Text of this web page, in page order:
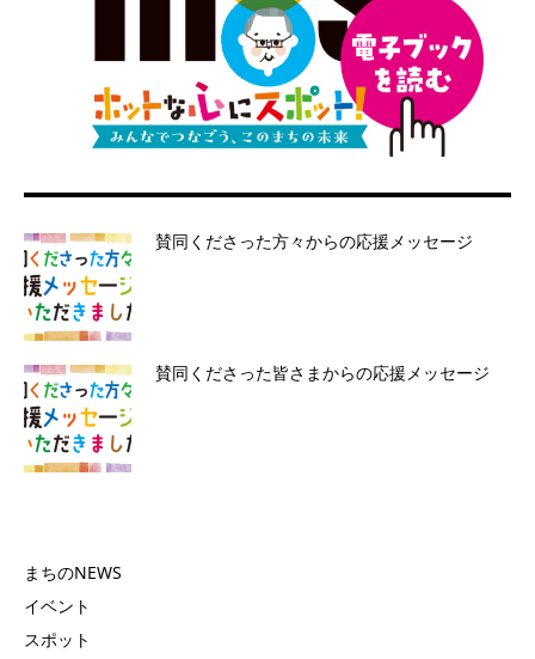
賛同くださった方々からの応援メッセージ
賛同くださった皆さまからの応援メッセージ
まちのNEWS
イベント
スポット